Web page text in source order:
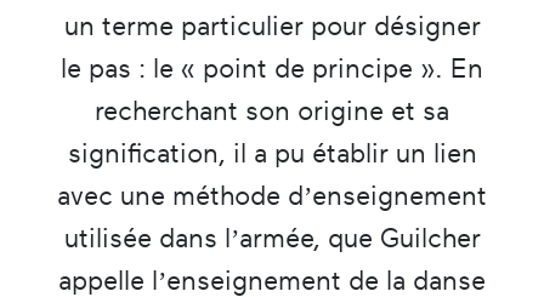
un terme particulier pour désigner
le pas : le « point de principe ». En
recherchant son origine et sa
signification, il a pu établir un lien
avec une méthode d’enseignement
utilisée dans l’armée, que Guilcher
appelle l’enseignement de la danse